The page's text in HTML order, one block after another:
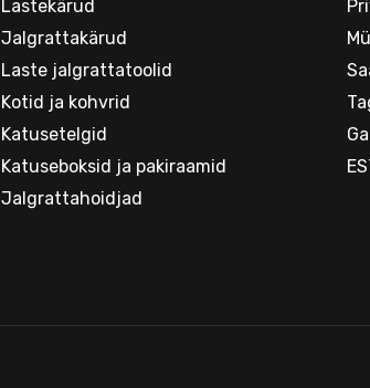
Lastekärud
Jalgrattakärud
Laste jalgrattatoolid
Kotid ja kohvrid
Katusetelgid
Katuseboksid ja pakiraamid
Jalgrattahoidjad